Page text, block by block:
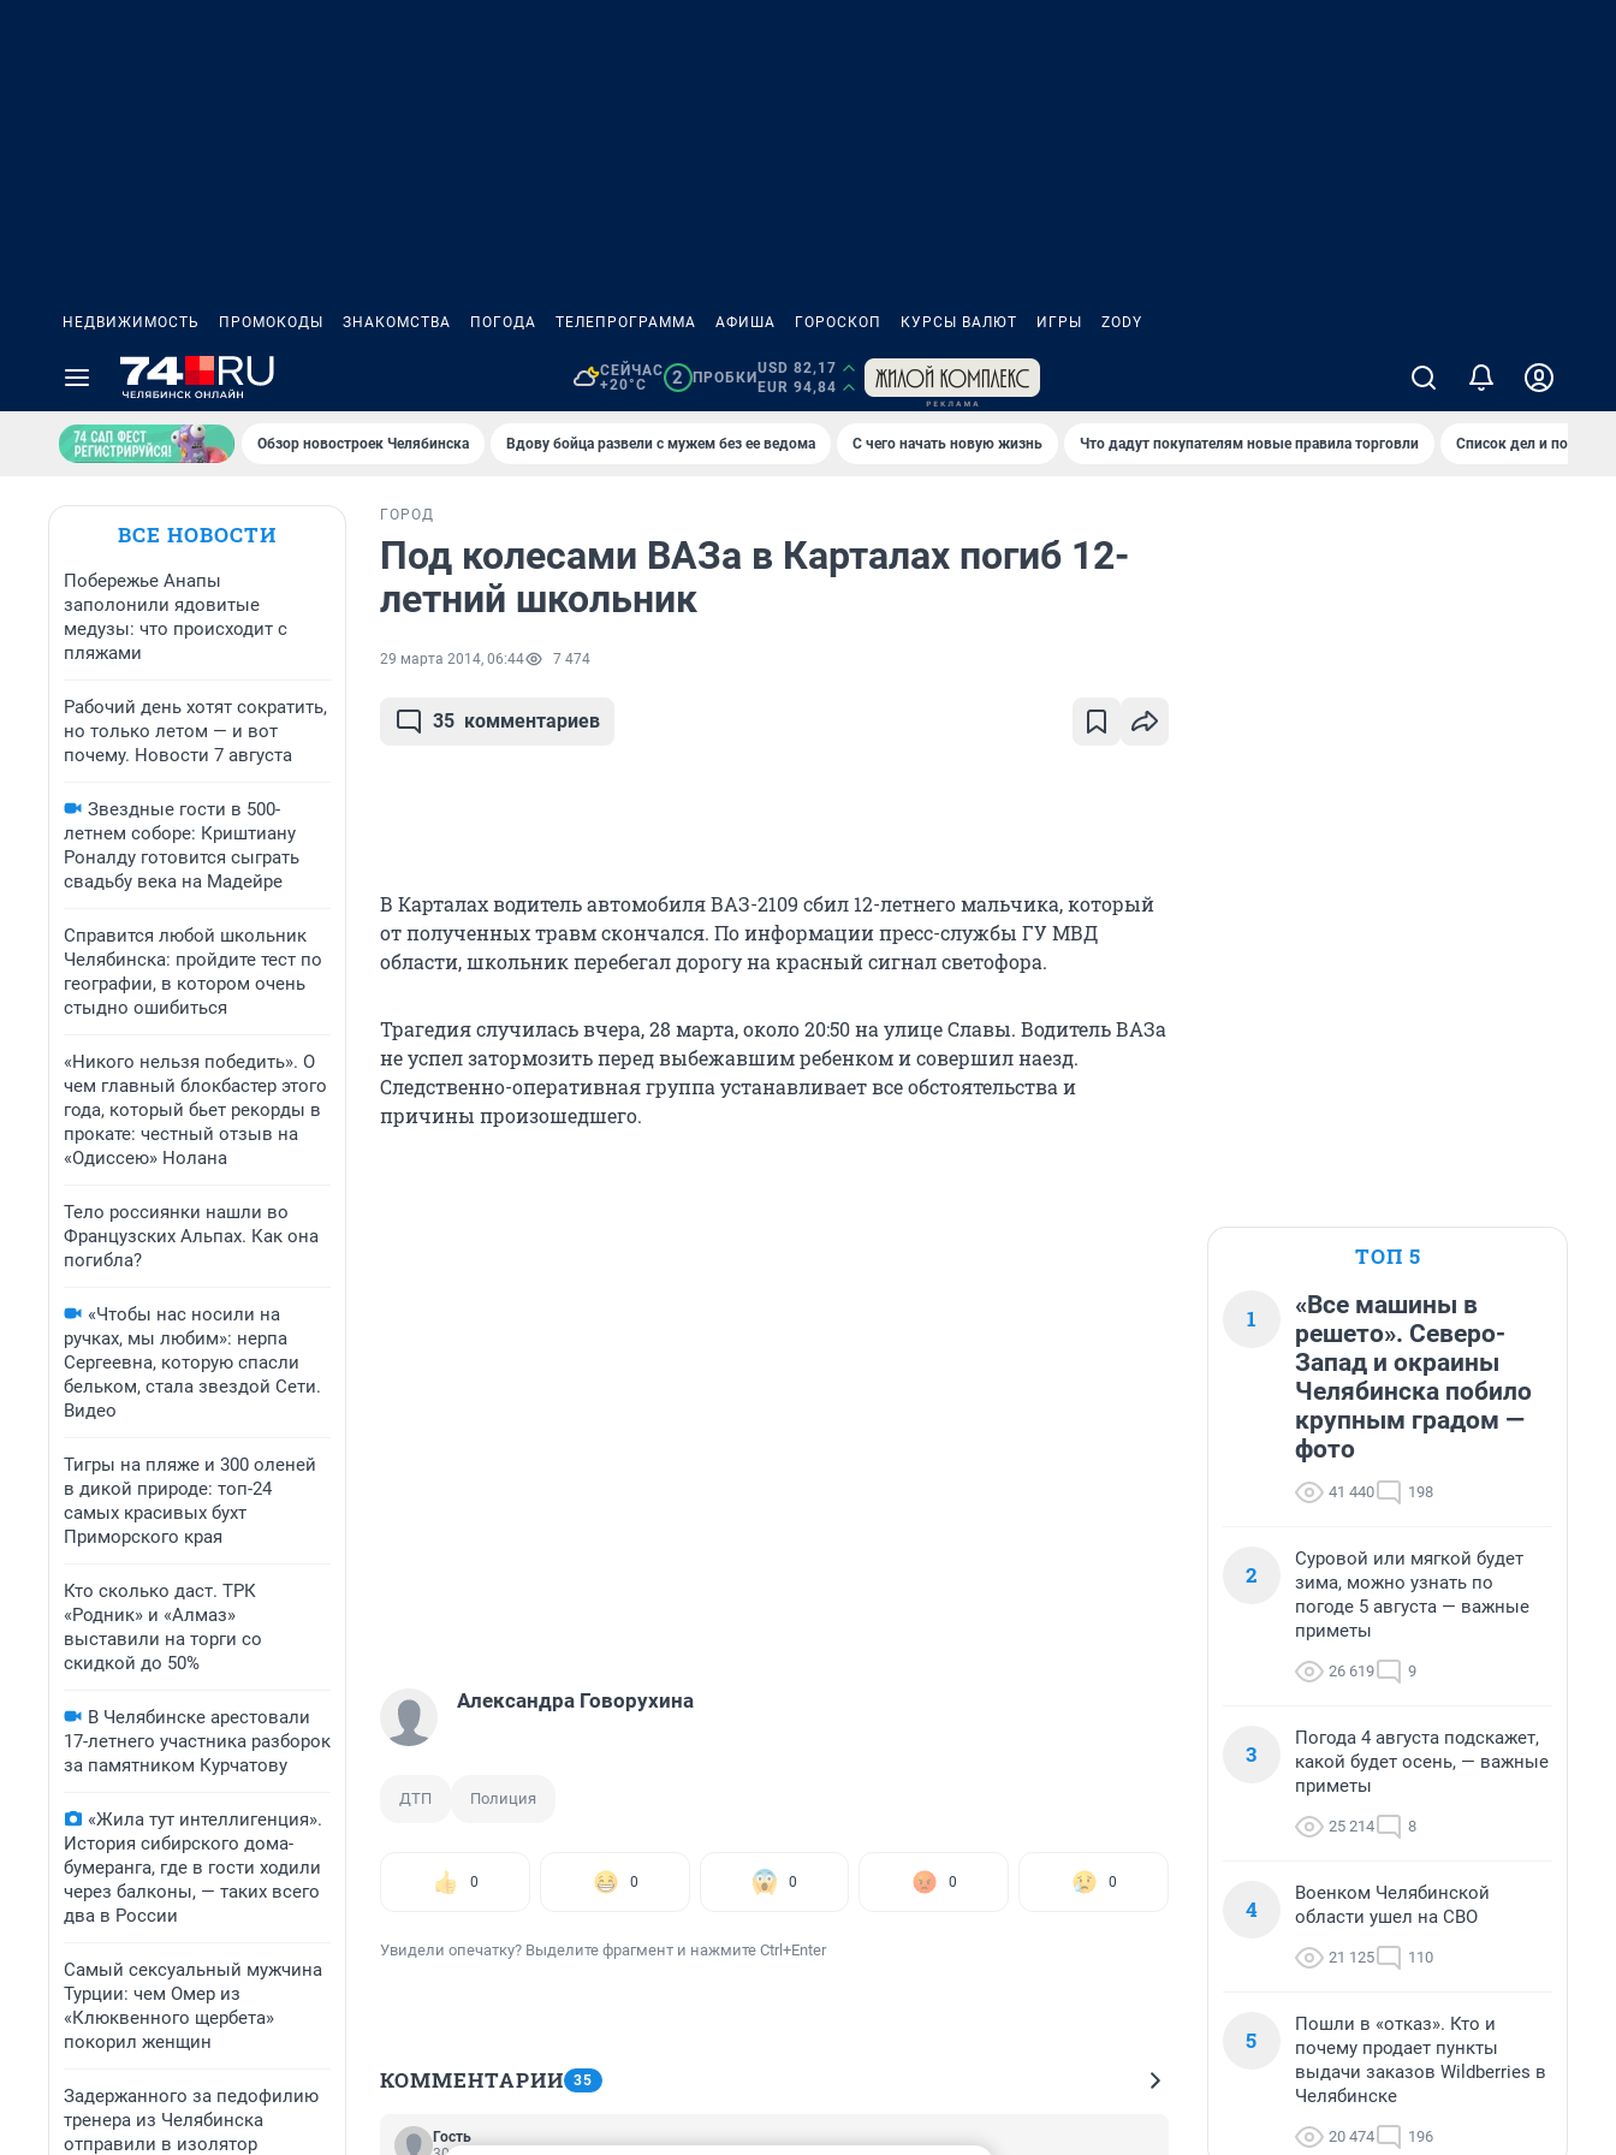
НЕДВИЖИМОСТЬ ПРОМОКОДЫ ЗНАКОМСТВА ПОГОДА ТЕЛЕПРОГРАММА АФИША ГОРОСКОП КУРСЫ ВАЛЮТ ИГРЫ ZODY
СЕЙЧАС
+20°C
2 ПРОБКИ
USD 82,17
EUR 94,84
Обзор новостроек Челябинска Вдову бойца развели с мужем без ее ведома С чего начать новую жизнь Что дадут покупателям новые правила торговли Список дел и покупок
ВСЕ НОВОСТИ
Побережье Анапы
заполонили ядовитые
медузы: что происходит с
пляжами
Рабочий день хотят сократить,
но только летом — и вот
почему. Новости 7 августа
Звездные гости в 500-
летнем соборе: Криштиану
Роналду готовится сыграть
свадьбу века на Мадейре
Справится любой школьник
Челябинска: пройдите тест по
географии, в котором очень
стыдно ошибиться
«Никого нельзя победить». О
чем главный блокбастер этого
года, который бьет рекорды в
прокате: честный отзыв на
«Одиссею» Нолана
Тело россиянки нашли во
Французских Альпах. Как она
погибла?
«Чтобы нас носили на
ручках, мы любим»: нерпа
Сергеевна, которую спасли
бельком, стала звездой Сети.
Видео
Тигры на пляже и 300 оленей
в дикой природе: топ-24
самых красивых бухт
Приморского края
Кто сколько даст. ТРК
«Родник» и «Алмаз»
выставили на торги со
скидкой до 50%
В Челябинске арестовали
17-летнего участника разборок
за памятником Курчатову
«Жила тут интеллигенция».
История сибирского дома-
бумеранга, где в гости ходили
через балконы, — таких всего
два в России
Самый сексуальный мужчина
Турции: чем Омер из
«Клюквенного щербета»
покорил женщин
Задержанного за педофилию
тренера из Челябинска
отправили в изолятор
ГОРОД
Под колесами ВАЗа в Карталах погиб 12-
летний школьник
29 марта 2014, 06:44 7 474
35 комментариев
В Карталах водитель автомобиля ВАЗ-2109 сбил 12-летнего мальчика, который
от полученных травм скончался. По информации пресс-службы ГУ МВД
области, школьник перебегал дорогу на красный сигнал светофора.
Трагедия случилась вчера, 28 марта, около 20:50 на улице Славы. Водитель ВАЗа
не успел затормозить перед выбежавшим ребенком и совершил наезд.
Следственно-оперативная группа устанавливает все обстоятельства и
причины произошедшего.
Александра Говорухина
ДТП Полиция
0 0 0 0 0
Увидели опечатку? Выделите фрагмент и нажмите Ctrl+Enter
КОММЕНТАРИИ 35
Гость
ТОП 5
1
«Все машины в
решето». Северо-
Запад и окраины
Челябинска побило
крупным градом —
фото
41 440 198
2
Суровой или мягкой будет
зима, можно узнать по
погоде 5 августа — важные
приметы
26 619 9
3
Погода 4 августа подскажет,
какой будет осень, — важные
приметы
25 214 8
4
Военком Челябинской
области ушел на СВО
21 125 110
5
Пошли в «отказ». Кто и
почему продает пункты
выдачи заказов Wildberries в
Челябинске
20 474 196